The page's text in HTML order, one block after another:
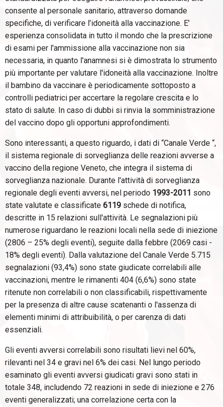
consente al personale sanitario, attraverso domande
specifiche, di verificare l’idoneità alla vaccinazione. E'
esperienza consolidata in tutto il mondo che la prescrizione
di esami per l'ammissione alla vaccinazione non sia
necessaria, in quanto l'anamnesi si è dimostrata lo strumento
più importante per valutare l'idoneità alla vaccinazione. Inoltre
il bambino da vaccinare è periodicamente sottoposto a
controlli pediatrici per accertare la regolare crescita e lo
stato di salute. In caso di dubbi si rinvia la somministrazione
del vaccino dopo gli opportuni approfondimenti.
Sono interessanti, a questo riguardo, i dati di “Canale Verde “,
il sistema regionale di sorveglianza delle reazioni avverse a
vaccino della regione Veneto, che integra il sistema di
sorveglianza nazionale. Durante l'attività di sorveglianza
regionale degli eventi avversi, nel periodo 1993-2011 sono
state valutate e classificate 6119 schede di notifica,
descritte in 15 relazioni sull'attività. Le segnalazioni più
numerose riguardano le reazioni locali nella sede di iniezione
(2806 – 25% degli eventi), seguite dalla febbre (2069 casi -
18% degli eventi). Dalla valutazione del Canale Verde 5.715
segnalazioni (93,4%) sono state giudicate correlabili alle
vaccinazioni, mentre le rimanenti 404 (6,6%) sono state
ritenute non correlabili o non classificabili, rispettivamente
per la presenza di altre cause scatenanti o l'assenza di
elementi minimi di attribuibilità, o per carenza di dati
essenziali.
Gli eventi avversi correlabili sono risultati lievi nel 60%,
rilevanti nel 34 e gravi nel 6% dei casi. Nel lungo periodo
esaminato gli eventi avversi giudicati gravi sono stati in
totale 348, includendo 72 reazioni in sede di iniezione e 276
eventi generalizzati; una correlazione certa con la